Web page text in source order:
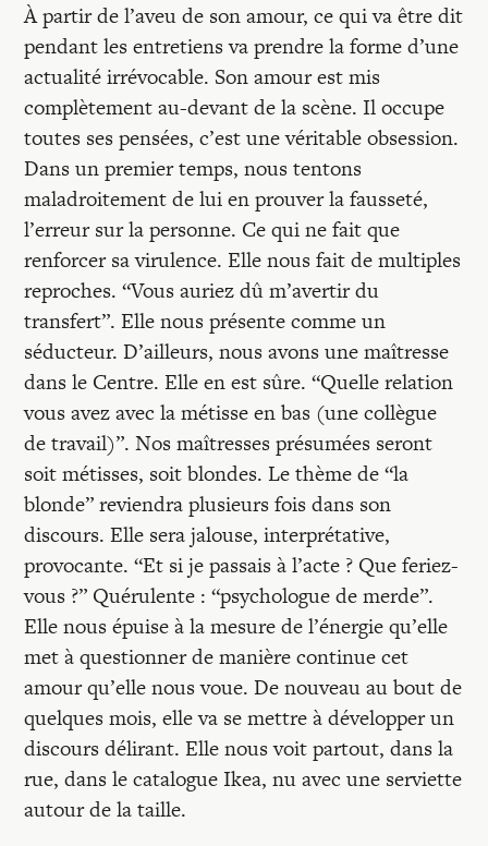
À partir de l’aveu de son amour, ce qui va être dit
pendant les entretiens va prendre la forme d’une
actualité irrévocable. Son amour est mis
complètement au-devant de la scène. Il occupe
toutes ses pensées, c’est une véritable obsession.
Dans un premier temps, nous tentons
maladroitement de lui en prouver la fausseté,
l’erreur sur la personne. Ce qui ne fait que
renforcer sa virulence. Elle nous fait de multiples
reproches. “Vous auriez dû m’avertir du
transfert”. Elle nous présente comme un
séducteur. D’ailleurs, nous avons une maîtresse
dans le Centre. Elle en est sûre. “Quelle relation
vous avez avec la métisse en bas (une collègue
de travail)”. Nos maîtresses présumées seront
soit métisses, soit blondes. Le thème de “la
blonde” reviendra plusieurs fois dans son
discours. Elle sera jalouse, interprétative,
provocante. “Et si je passais à l’acte ? Que feriez-
vous ?” Quérulente : “psychologue de merde”.
Elle nous épuise à la mesure de l’énergie qu’elle
met à questionner de manière continue cet
amour qu’elle nous voue. De nouveau au bout de
quelques mois, elle va se mettre à développer un
discours délirant. Elle nous voit partout, dans la
rue, dans le catalogue Ikea, nu avec une serviette
autour de la taille.